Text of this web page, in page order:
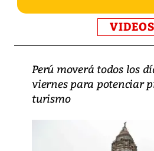
VIDEOS
Perú moverá todos los
viernes para potenciar
turismo